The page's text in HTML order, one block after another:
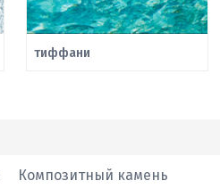
тиффани
Композитный камень